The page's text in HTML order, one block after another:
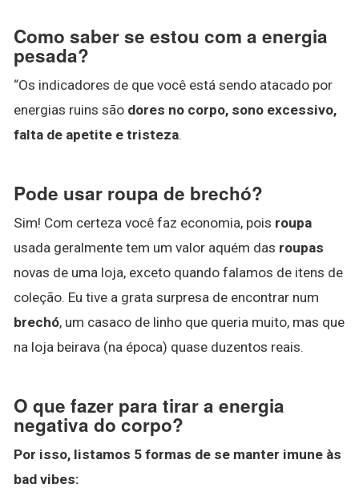
Como saber se estou com a energia
pesada?
“Os indicadores de que você está sendo atacado por
energias ruins são dores no corpo, sono excessivo,
falta de apetite e tristeza.
Pode usar roupa de brechó?
Sim! Com certeza você faz economia, pois roupa
usada geralmente tem um valor aquém das roupas
novas de uma loja, exceto quando falamos de itens de
coleção. Eu tive a grata surpresa de encontrar num
brechó, um casaco de linho que queria muito, mas que
na loja beirava (na época) quase duzentos reais.
O que fazer para tirar a energia
negativa do corpo?
Por isso, listamos 5 formas de se manter imune às
bad vibes: